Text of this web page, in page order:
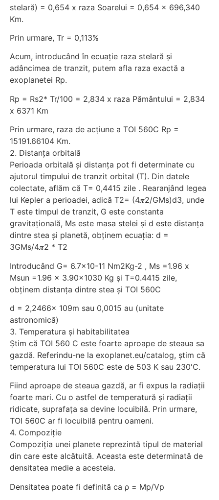
stelară) = 0,654 x raza Soarelui = 0,654 x 696,340
Km.
Prin urmare, Tr = 0,113%
Acum, introducând în ecuație raza stelară și
adâncimea de tranzit, putem afla raza exactă a
exoplanetei Rp.
Rp = Rs2* Tr/100 = 2,834 x raza Pământului = 2,834
x 6371 Km
Prin urmare, raza de acțiune a TOI 560C Rp =
15191.66104 Km.
2. Distanța orbitală
Perioada orbitală și distanța pot fi determinate cu
ajutorul timpului de tranzit orbital (T). Din datele
colectate, aflăm că T= 0,4415 zile . Rearanjând legea
lui Kepler a perioadei, adică T2= (4𝝅2/GMs)d3, unde
T este timpul de tranzit, G este constanta
gravitațională, Ms este masa stelei și d este distanța
dintre stea și planetă, obținem ecuația: d =
3GMs/4𝝅2 * T2
Introducând G= 6.7×10-11 Nm2Kg-2 , Ms =1.96 x
Msun =1.96 x 3.90×1030 Kg și T=0.4415 zile,
obținem distanța dintre stea și TOI 560C
d = 2,2466x 109m sau 0,0015 au (unitate
astronomică)
3. Temperatura și habitabilitatea
Știm că TOI 560 C este foarte aproape de steaua sa
gazdă. Referindu-ne la exoplanet.eu/catalog, știm că
temperatura lui TOI 560C este de 503 K sau 230'C.
Fiind aproape de steaua gazdă, ar fi expus la radiații
foarte mari. Cu o astfel de temperatură și radiații
ridicate, suprafața sa devine locuibilă. Prin urmare,
TOI 560C ar fi locuibilă pentru oameni.
4. Compoziție
Compoziția unei planete reprezintă tipul de material
din care este alcătuită. Aceasta este determinată de
densitatea medie a acesteia.
Densitatea poate fi definită ca ρ = Mp/Vp